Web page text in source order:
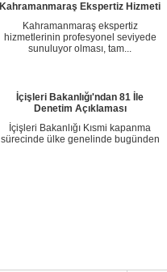
Kahramanmaraş Ekspertiz Hizmeti
Kahramanmaraş ekspertiz
hizmetlerinin profesyonel seviyede
sunuluyor olması, tam...
İçişleri Bakanlığı'ndan 81 İle
Denetim Açıklaması
İçişleri Bakanlığı Kısmi kapanma
sürecinde ülke genelinde bugünden